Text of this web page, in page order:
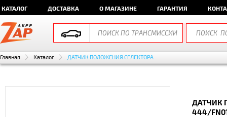
КАТАЛОГ ДОСТАВКА О МАГАЗИНЕ ГАРАНТИЯ
Главная Каталог ДАТЧИК ПОЛОЖЕНИЯ СЕЛЕКТОРА
ДАТЧИК
444/